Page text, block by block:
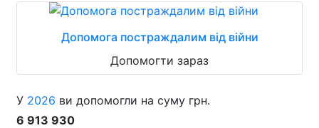
Допомога постраждалим від війни
Допомогти зараз
У 2026 ви допомогли на суму грн.
6 913 930